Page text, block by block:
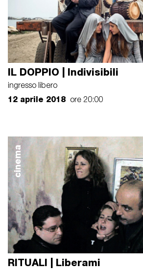
IL DOPPIO | Indivisibili
ingresso libero
12 aprile 2018 ore 20:00
cinema
RITUALI | Liberami